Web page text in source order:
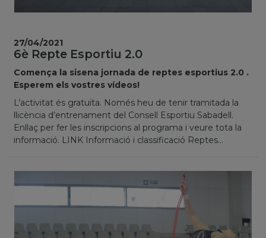
6è Repte Esportiu 2.0
Comença la sisena jornada de reptes esportius 2.0 .
Esperem els vostres vídeos!
L’activitat és gratuïta. Només heu de tenir tramitada la
llicència d’entrenament del Consell Esportiu Sabadell.
Enllaç per fer les inscripcions al programa i veure tota la
informació. LINK Informació i classificació Reptes...
27/04/2021